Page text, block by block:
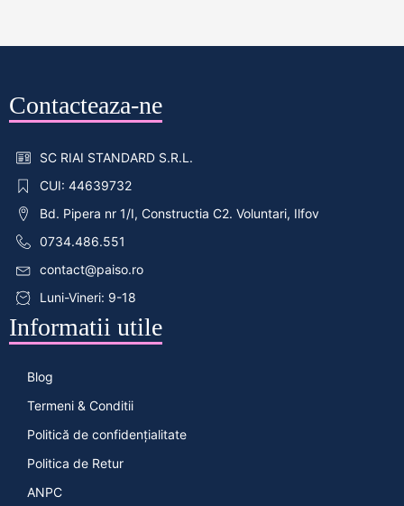
Contacteaza-ne
SC RIAI STANDARD S.R.L.
CUI: 44639732
Bd. Pipera nr 1/I, Constructia C2. Voluntari, Ilfov
0734.486.551
contact@paiso.ro
Luni-Vineri: 9-18
Informatii utile
Blog
Termeni & Conditii
Politică de confidențialitate
Politica de Retur
ANPC